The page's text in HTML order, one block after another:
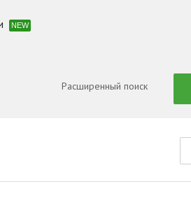
NEW
Расширенный поиск